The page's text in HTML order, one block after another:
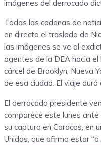
Todas las cadenas de
en directo el traslado de
las imágenes se ve al
agentes de la DEA hacia
cárcel de Brooklyn, Nueva
de esa ciudad. El viaje
El derrocado presidente
comparece este lunes
su captura en Caracas, en
Unidos, que afirma estar “a